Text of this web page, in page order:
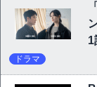
1
ドラマ